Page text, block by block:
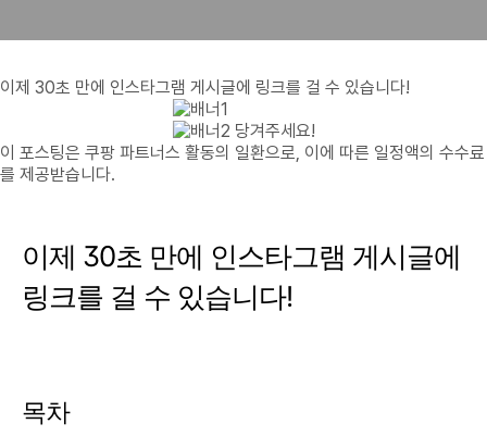
이제 30초 만에 인스타그램 게시글에 링크를 걸 수 있습니다!
당겨주세요!
이 포스팅은 쿠팡 파트너스 활동의 일환으로, 이에 따른 일정액의 수수료
를 제공받습니다.
이제 30초 만에 인스타그램 게시글에
링크를 걸 수 있습니다!
목차